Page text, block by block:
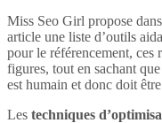
Miss Seo Girl propose
article une liste d’outils
pour le référencement, ces
figures, tout en sachant
est humain et donc doit
Les techniques